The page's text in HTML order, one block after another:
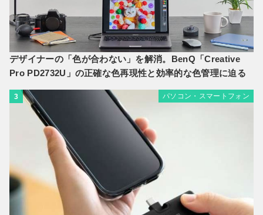
デザイナーの「色が合わない」を解消。BenQ「Creative
Pro PD2732U」の正確な色再現性と効率的な色管理に迫る
3 パソコン・スマートフォン